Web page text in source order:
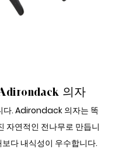
의자
다. Adirondack 의자는 똑
자연적인 전나무로 만듭니
다 내식성이 우수합니다.